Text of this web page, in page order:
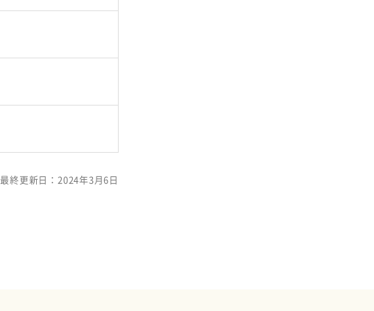
最終更新日：2024年3月6日